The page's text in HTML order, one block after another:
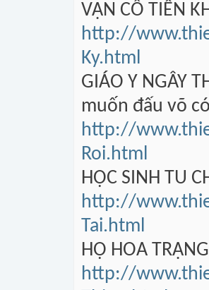
VẠN CỔ TIÊN
http://
Ky.html
GIÁO Y NGÂY
muốn đấu võ
http://
Roi.html
HỌC SINH TU
http://
Tai.html
HỘ HOA
http://